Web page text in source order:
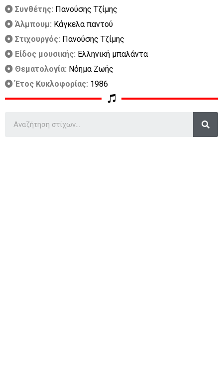
Συνθέτης: Πανούσης Τζίμης
Άλμπουμ: Κάγκελα παντού
Στιχουργός: Πανούσης Τζίμης
Είδος μουσικής: Ελληνική μπαλάντα
Θεματολογία: Νόημα Ζωής
Έτος Κυκλοφορίας: 1986